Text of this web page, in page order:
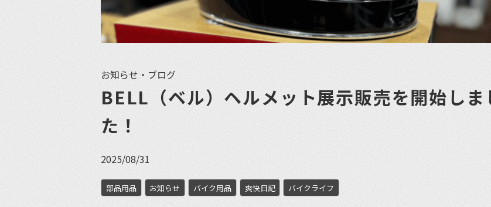
お知らせ・ブログ
BELL（ベル）ヘルメット展示販売を開始しま
た！
2025/08/31
部品用品 お知らせ バイク用品 爽快日記 バイクライフ